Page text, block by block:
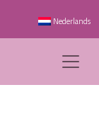
Nederlands